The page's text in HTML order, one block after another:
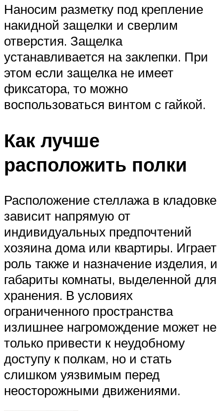
Наносим разметку под крепление
накидной защелки и сверлим
отверстия. Защелка
устанавливается на заклепки. При
этом если защелка не имеет
фиксатора, то можно
воспользоваться винтом с гайкой.
Как лучше
расположить полки
Расположение стеллажа в кладовке
зависит напрямую от
индивидуальных предпочтений
хозяина дома или квартиры. Играет
роль также и назначение изделия, и
габариты комнаты, выделенной для
хранения. В условиях
ограниченного пространства
излишнее нагромождение может не
только привести к неудобному
доступу к полкам, но и стать
слишком уязвимым перед
неосторожными движениями.